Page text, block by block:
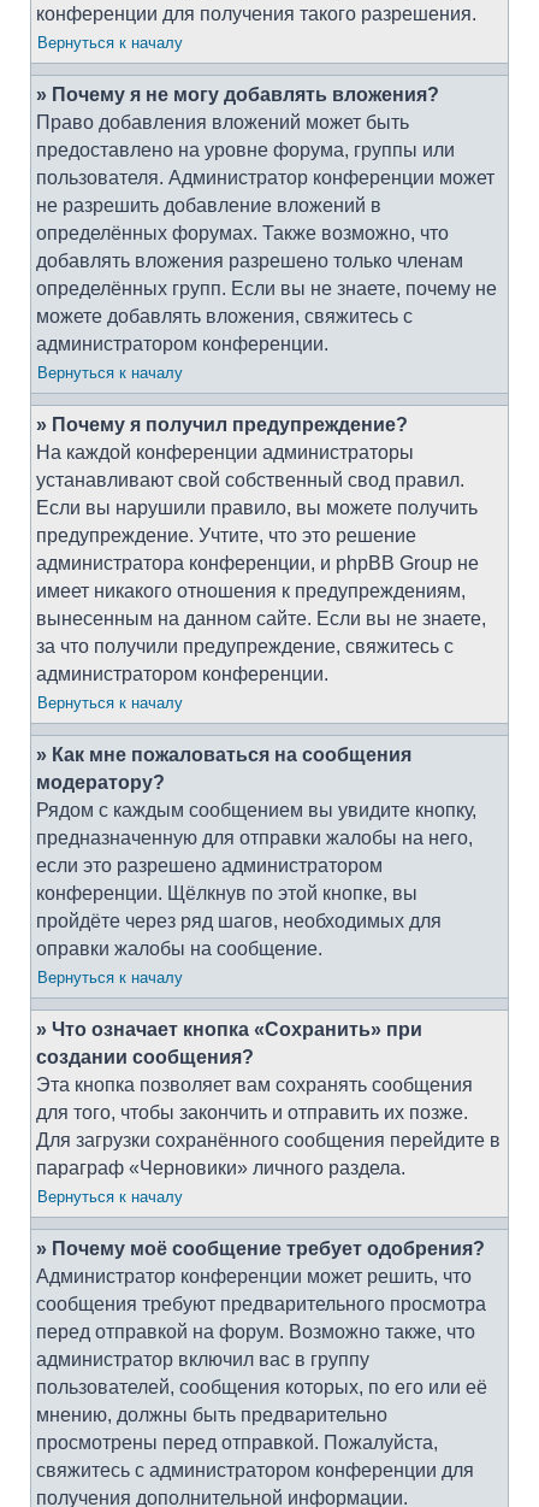
конференции для получения такого разрешения.
Вернуться к началу
» Почему я не могу добавлять вложения?
Право добавления вложений может быть
предоставлено на уровне форума, группы или
пользователя. Администратор конференции может
не разрешить добавление вложений в
определённых форумах. Также возможно, что
добавлять вложения разрешено только членам
определённых групп. Если вы не знаете, почему не
можете добавлять вложения, свяжитесь с
администратором конференции.
Вернуться к началу
» Почему я получил предупреждение?
На каждой конференции администраторы
устанавливают свой собственный свод правил.
Если вы нарушили правило, вы можете получить
предупреждение. Учтите, что это решение
администратора конференции, и phpBB Group не
имеет никакого отношения к предупреждениям,
вынесенным на данном сайте. Если вы не знаете,
за что получили предупреждение, свяжитесь с
администратором конференции.
Вернуться к началу
» Как мне пожаловаться на сообщения
модератору?
Рядом с каждым сообщением вы увидите кнопку,
предназначенную для отправки жалобы на него,
если это разрешено администратором
конференции. Щёлкнув по этой кнопке, вы
пройдёте через ряд шагов, необходимых для
оправки жалобы на сообщение.
Вернуться к началу
» Что означает кнопка «Сохранить» при
создании сообщения?
Эта кнопка позволяет вам сохранять сообщения
для того, чтобы закончить и отправить их позже.
Для загрузки сохранённого сообщения перейдите в
параграф «Черновики» личного раздела.
Вернуться к началу
» Почему моё сообщение требует одобрения?
Администратор конференции может решить, что
сообщения требуют предварительного просмотра
перед отправкой на форум. Возможно также, что
администратор включил вас в группу
пользователей, сообщения которых, по его или её
мнению, должны быть предварительно
просмотрены перед отправкой. Пожалуйста,
свяжитесь с администратором конференции для
получения дополнительной информации.